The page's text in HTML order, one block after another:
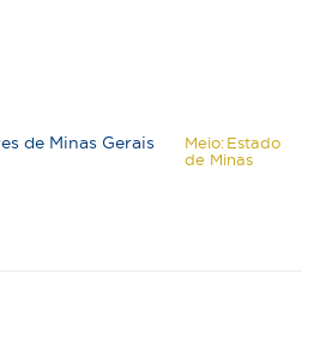
de Minas Gerais Meio: Estado
de Minas